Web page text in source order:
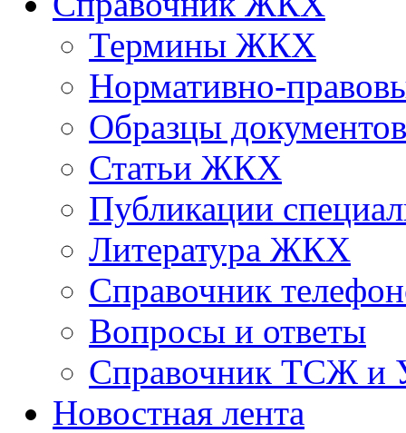
Термины ЖКХ
Нормативно-
Образцы документов
Статьи ЖКХ
Публикации
Литература ЖКХ
Справочник
Вопросы и ответы
Справочник ТСЖ и
Новостная лента